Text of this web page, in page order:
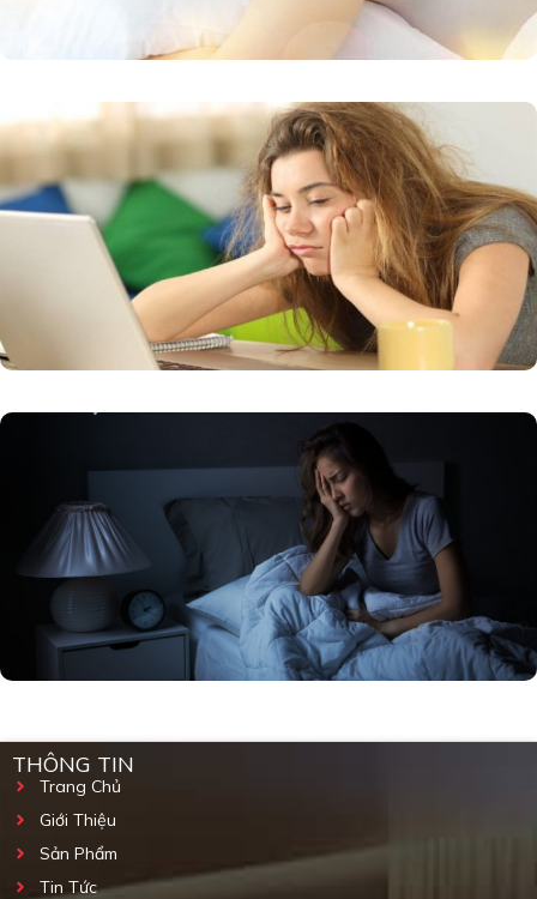
THÔNG TIN
Trang Chủ
Giới Thiệu
Sản Phẩm
Tin Tức